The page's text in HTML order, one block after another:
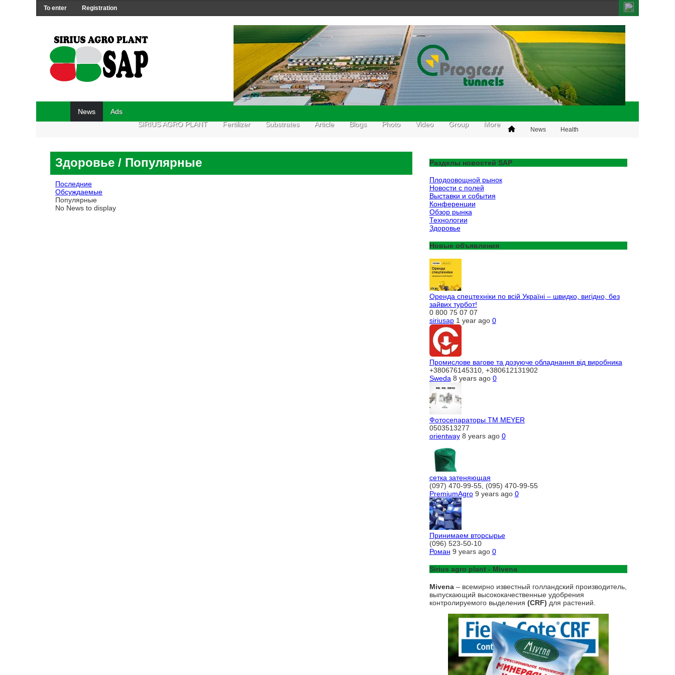
To enter Registration
News
Ads
SIRIUS AGRO PLANT
Fertilizer Substrates Article Blogs Photo Video Group More
News Health
Здоровье / Популярные
Последние
Обсуждаемые
Популярные
No News to display
Разделы новостей SAP
Плодоовощной рынок
Новости с полей
Выставки и события
Конференции
Обзор рынка
Технологии
Здоровье
Новые объявления
Оренда спецтехніки по всій Україні – швидко, вигідно, без
зайвих турбот!
0 800 75 07 07
siriusap 1 year ago 0
Промислове вагове та дозуюче обладнання від виробника
+380676145310, +380612131902
Sweda 8 years ago 0
Фотосепараторы ТМ MEYER
0503513277
orientway 8 years ago 0
сетка затеняющая
(097) 470-99-55, (095) 470-99-55
PremiumAgro 9 years ago 0
Принимаем вторсырье
(096) 523-50-10
Роман 9 years ago 0
Sirius agro plant - Mivena
Mivena – всемирно известный голландский производитель,
выпускающий высококачественные удобрения
контролируемого выделения (CRF) для растений.